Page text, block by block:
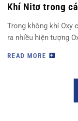
Khí Nitơ trong
Trong không khí Oxy
ra nhiều hiện tượng
READ MORE